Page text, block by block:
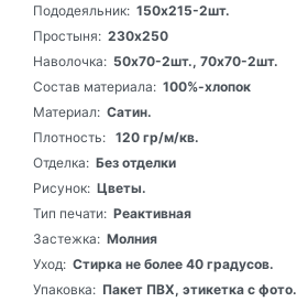
Пододеяльник: 150х215-2шт.
Простыня: 230х250
Наволочка: 50х70-2шт., 70х70-2шт.
Состав материала: 100%-хлопок
Материал: Сатин.
Плотность: 120 гр/м/кв.
Отделка: Без отделки
Рисунок: Цветы.
Тип печати: Реактивная
Застежка: Молния
Уход: Стирка не более 40 градусов.
Упаковка: Пакет ПВХ, этикетка с фото.